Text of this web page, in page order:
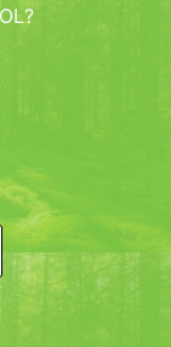
de cóctel.
Verte,